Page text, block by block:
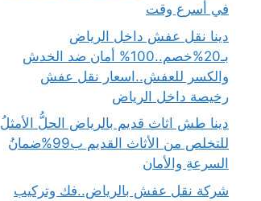
في أسرع وقت
دينا نقل عفش داخل الرياض
بـ20%خصم..100% أمان ضد الخدش
والكسر للعفش..اسعار نقل عفش
رخيصة داخل الرياض
دينا طش اثاث قديم بالرياض الحلُّ الأمثلُ
للتخلص من الأثاث القديم ب99%ضمانُ
السرعةِ والأمان
شركة نقل عفش بالرياض..فك وتركيب